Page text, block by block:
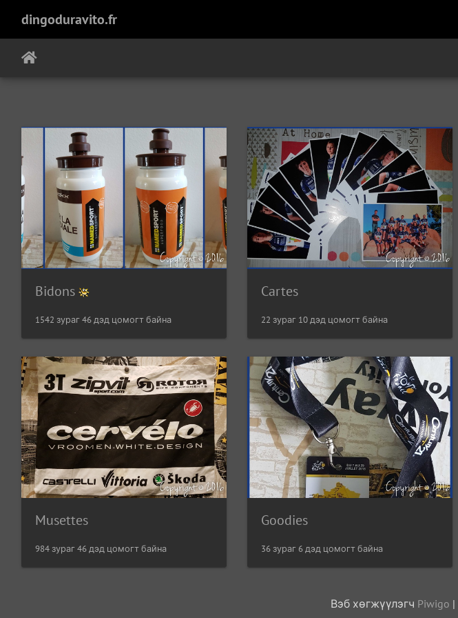
dingoduravito.fr
Bidons
1542 зураг 46 дэд цомогт байна
Cartes
22 зураг 10 дэд цомогт байна
Musettes
984 зураг 46 дэд цомогт байна
Goodies
36 зураг 6 дэд цомогт байна
Вэб хөгжүүлэгч Piwigo |